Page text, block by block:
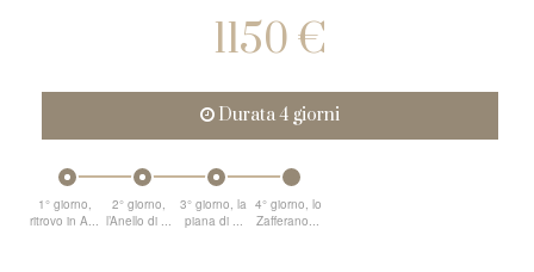
1150 €
Durata 4 giorni
1° giorno,
ritrovo in A...
2° giorno,
l’Anello di ...
3° giorno, la
piana di ...
4° giorno, lo
Zafferano...